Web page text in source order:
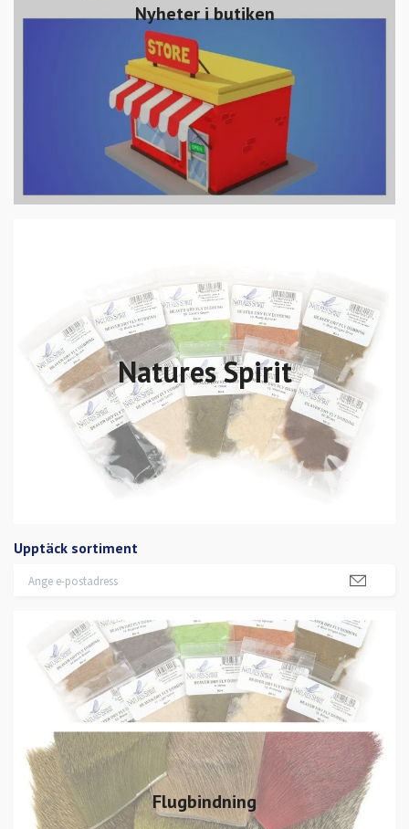
Nyheter i butiken
Natures Spirit
Upptäck sortiment
Flugbindning